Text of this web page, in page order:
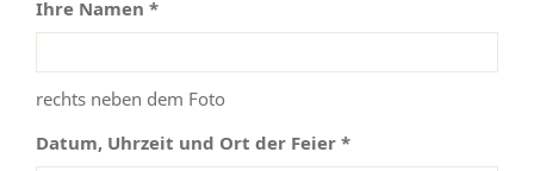
Ihre Namen *
rechts neben dem Foto
Datum, Uhrzeit und Ort der Feier *